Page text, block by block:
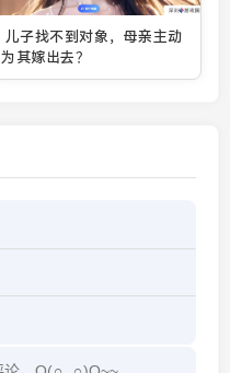
儿子找不到对象，母亲主动
为其嫁出去？